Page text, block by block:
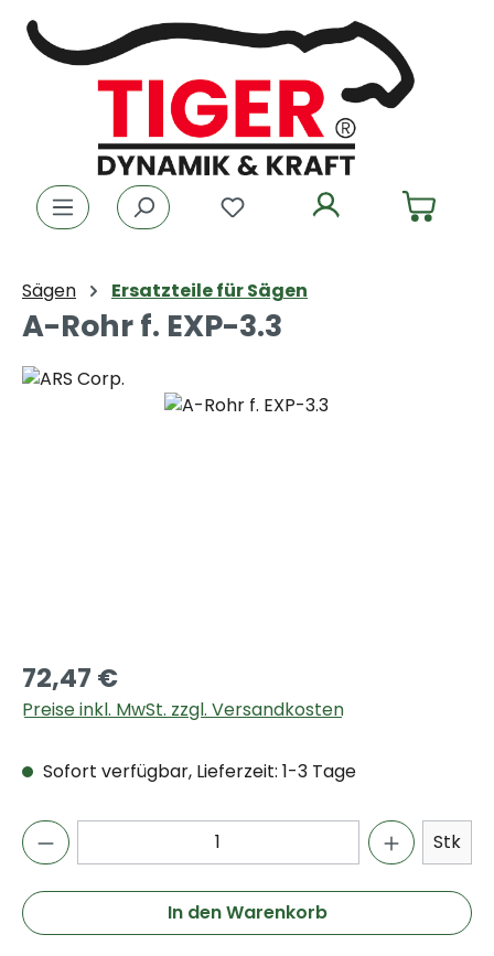
Zum Hauptinhalt springen
Du hast 0 Produkte auf
Sägen Ersatzteile für Sägen
A-Rohr f. EXP-3.3
Bildergalerie überspringen
72,47 €
Preise inkl. MwSt. zzgl. Versandkosten
Sofort verfügbar, Lieferzeit: 1-3 Tage
Stk
In den Warenkorb